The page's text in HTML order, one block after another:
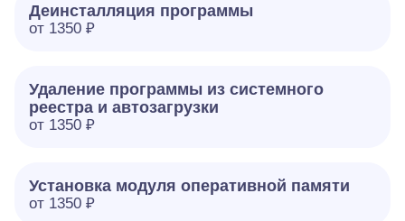
Деинсталляция программы
от 1350 ₽
Удаление программы из системного
реестра и автозагрузки
от 1350 ₽
Установка модуля оперативной памяти
от 1350 ₽